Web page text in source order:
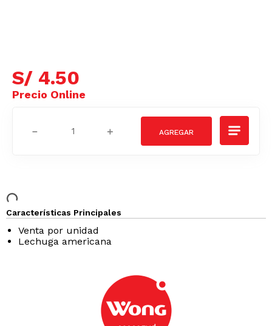
S/ 4.50
＋
－
Características Principales
Venta por unidad
Lechuga americana